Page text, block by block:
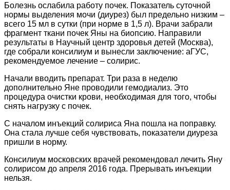
Болезнь ослабила работу почек. Показатель суточной
нормы выделения мочи (диурез) был предельно низким –
всего 15 мл в сутки (при норме в 1,5 л). Врачи забрали
фрагмент ткани почек Яны на биопсию. Направили
результаты в Научный центр здоровья детей (Москва),
где собрали консилиум и вынесли заключение: аГУС,
рекомендуемое лечение – солирис.
Начали вводить препарат. Три раза в неделю
дополнительно Яне проводили гемодиализ. Это
процедура очистки крови, необходимая для того, чтобы
снять нагрузку с почек.
С началом инъекций солириса Яна пошла на поправку.
Она стала лучше себя чувствовать, показатели диуреза
пришли в норму.
Консилиум московских врачей рекомендовал лечить Яну
солирисом до апреля 2016 года. Прерывать инъекции
нельзя.